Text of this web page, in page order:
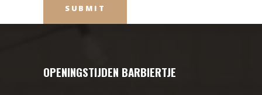
OPENINGSTIJDEN BARBIERTJE